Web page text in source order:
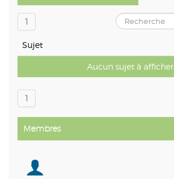
1
Sujet
Aucun sujet à afficher.
1
Membres